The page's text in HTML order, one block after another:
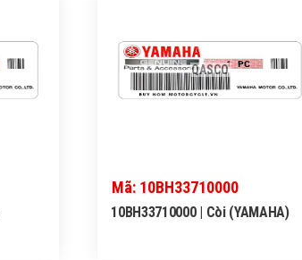
QASCO
Mã: 10BH33710000
10BH33710000 | Còi (YAMAHA)